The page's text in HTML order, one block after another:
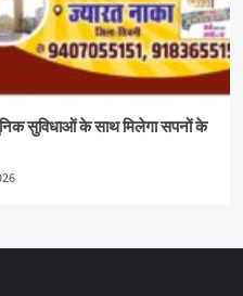
सुविधाओं के साथ मिलेगा सपनों के